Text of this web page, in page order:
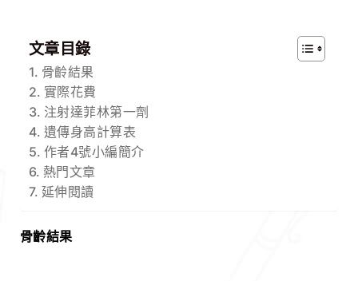
文章目錄
骨齡結果
實際花費
注射達菲林第一劑
遺傳身高計算表
作者4號小編簡介
熱門文章
延伸閱讀
骨齡結果